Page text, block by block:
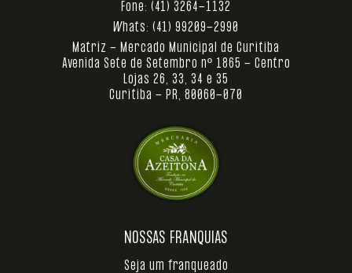
NOSSAS FRANQUIAS
Seja um franqueado
Fone: (41) 3264-1132
Whats: (41) 99209-2990
Matriz - Mercado Municipal de Curitiba
Avenida Sete de Setembro nº 1865 - Centro
Lojas 26, 33, 34 e 35
Curitiba - PR, 80060-070